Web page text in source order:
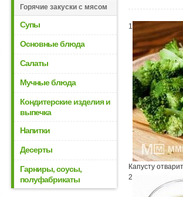
Горячие закуски с мясом
Супы
Основные блюда
Салаты
Мучные блюда
Кондитерские изделия и
выпечка
Напитки
Десерты
Гарниры, соусы,
полуфабрикаты
1
Капусту
2